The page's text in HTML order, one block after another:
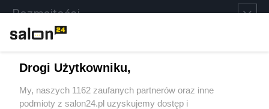
Rozmaitości
Sport
Drogi Użytkowniku,
My, naszych 1162 zaufanych partnerów oraz inne
podmioty z salon24.pl uzyskujemy dostęp i